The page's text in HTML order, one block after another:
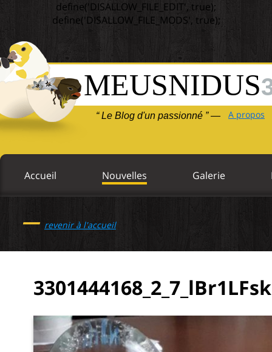
define('DISALLOW_FILE_EDIT', true);
define('DISALLOW_FILE_MODS', true);
MEUSNIDUS
“ Le Blog d'un passionné ” — A propos
Accueil Nouvelles Galerie
— revenir à l'accueil
3301444168_2_7_lBr1LFsk